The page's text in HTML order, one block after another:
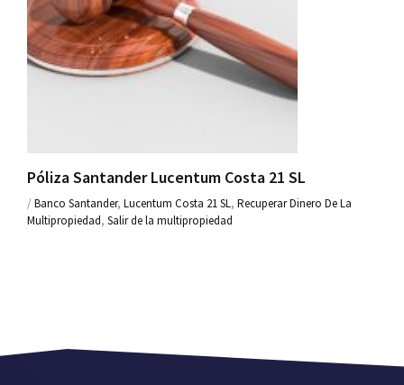
Póliza Santander Lucentum Costa 21 SL
/Banco Santander, Lucentum Costa 21 SL, Recuperar Dinero De La
Multipropiedad, Salir de la multipropiedad